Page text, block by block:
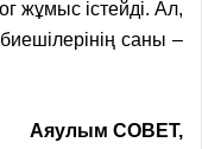
жұмыс істейді. Ал,
саны –
Аяулым СОВЕТ,